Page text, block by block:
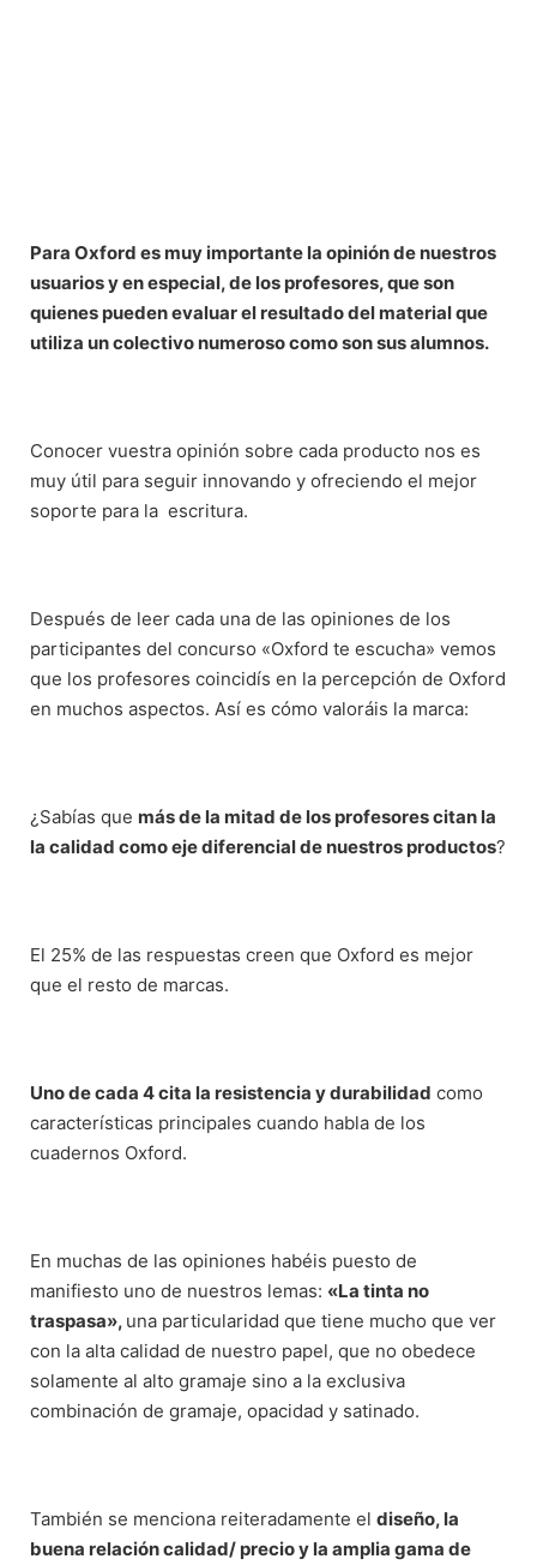
Para Oxford es muy importante la opinión de nuestros
usuarios y en especial, de los profesores, que son
quienes pueden evaluar el resultado del material que
utiliza un colectivo numeroso como son sus alumnos.
Conocer vuestra opinión sobre cada producto nos es
muy útil para seguir innovando y ofreciendo el mejor
soporte para la escritura.
Después de leer cada una de las opiniones de los
participantes del concurso «Oxford te escucha» vemos
que los profesores coincidís en la percepción de Oxford
en muchos aspectos. Así es cómo valoráis la marca:
¿Sabías que más de la mitad de los profesores citan la
la calidad como eje diferencial de nuestros productos?
El 25% de las respuestas creen que Oxford es mejor
que el resto de marcas.
Uno de cada 4 cita la resistencia y durabilidad como
características principales cuando habla de los
cuadernos Oxford.
En muchas de las opiniones habéis puesto de
manifiesto uno de nuestros lemas: «La tinta no
traspasa», una particularidad que tiene mucho que ver
con la alta calidad de nuestro papel, que no obedece
solamente al alto gramaje sino a la exclusiva
combinación de gramaje, opacidad y satinado.
También se menciona reiteradamente el diseño, la
buena relación calidad/ precio y la amplia gama de